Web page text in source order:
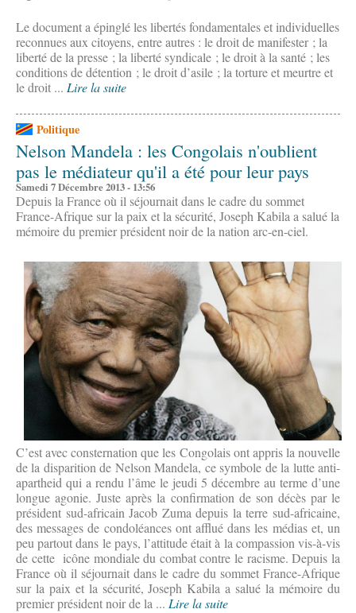
Le document a épinglé les libertés fondamentales et individuelles
reconnues aux citoyens, entre autres : le droit de manifester ; la
liberté de la presse ; la liberté syndicale ; le droit à la santé ; les
conditions de détention ; le droit d’asile ; la torture et meurtre et
le droit ... Lire la suite
Politique
Nelson Mandela : les Congolais n'oublient
pas le médiateur qu'il a été pour leur pays
Samedi 7 Décembre 2013 - 13:56
Depuis la France où il séjournait dans le cadre du sommet
France-Afrique sur la paix et la sécurité, Joseph Kabila a salué la
mémoire du premier président noir de la nation arc-en-ciel.
C’est avec consternation que les Congolais ont appris la nouvelle
de la disparition de Nelson Mandela, ce symbole de la lutte anti-
apartheid qui a rendu l’âme le jeudi 5 décembre au terme d’une
longue agonie. Juste après la confirmation de son décès par le
président sud-africain Jacob Zuma depuis la terre sud-africaine,
des messages de condoléances ont afflué dans les médias et, un
peu partout dans le pays, l’attitude était à la compassion vis-à-vis
de cette icône mondiale du combat contre le racisme. Depuis la
France où il séjournait dans le cadre du sommet France-Afrique
sur la paix et la sécurité, Joseph Kabila a salué la mémoire du
premier président noir de la ... Lire la suite